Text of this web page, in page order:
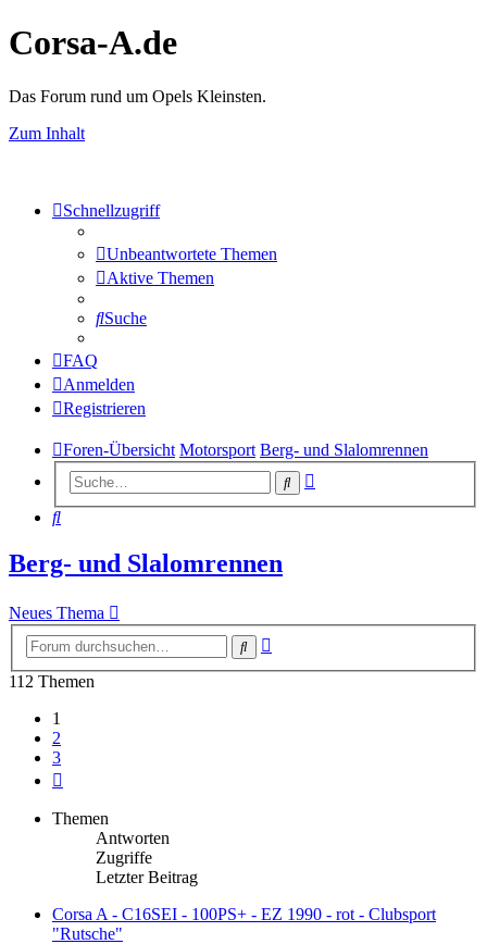
Corsa-A.de
Das Forum rund um Opels Kleinsten.
Zum Inhalt
Schnellzugriff
Unbeantwortete Themen
Aktive Themen
Suche
FAQ
Anmelden
Registrieren
Foren-Übersicht Motorsport Berg- und Slalomrennen
Suche
Suche
Berg- und Slalomrennen
Neues Thema
Suche
112 Themen
1
2
3
Themen
Antworten
Zugriffe
Letzter Beitrag
Corsa A - C16SEI - 100PS+ - EZ 1990 - rot - Clubsport
"Rutsche"